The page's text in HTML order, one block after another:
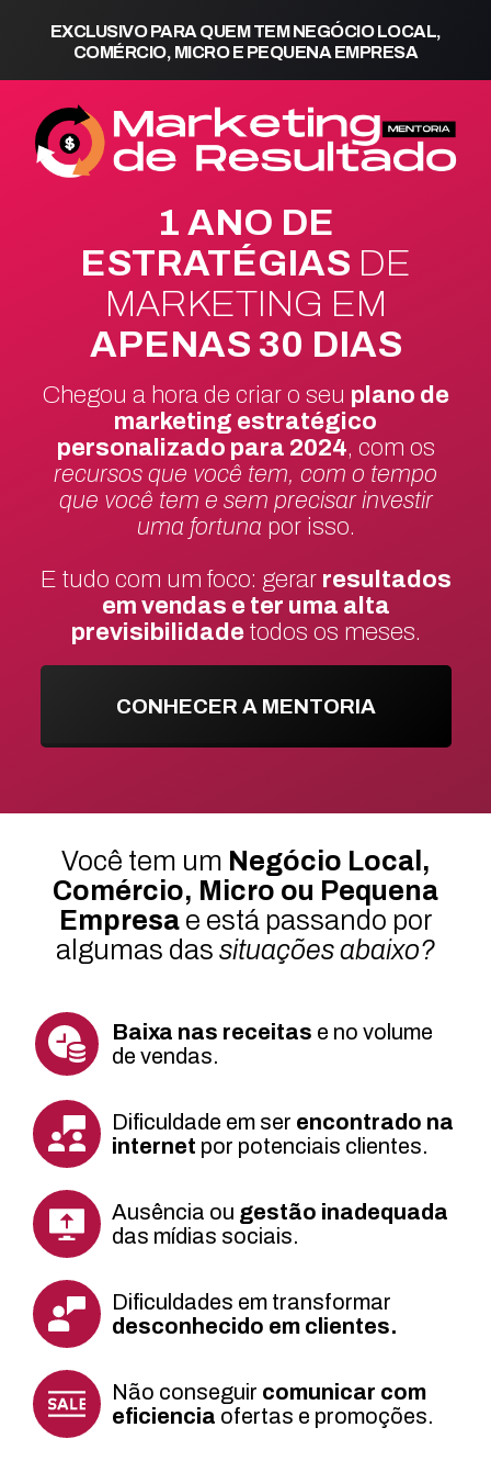
EXCLUSIVO PARA QUEM TEM NEGÓCIO LOCAL,
COMÉRCIO, MICRO E PEQUENA EMPRESA
1 ANO DE
ESTRATÉGIAS DE
MARKETING EM
APENAS 30 DIAS
Chegou a hora de criar o seu plano de
marketing estratégico
personalizado para 2024, com os
recursos que você tem, com o tempo
que você tem e sem precisar investir
uma fortuna por isso.
E tudo com um foco: gerar resultados
em vendas e ter uma alta
previsibilidadetodos os meses.
CONHECER A MENTORIA
Você tem um Negócio Local,
Comércio, Micro ou Pequena
Empresa e está passando por
algumas das situações abaixo?
Baixa nas receitas e no volume
de vendas.
Dificuldade em ser encontrado na
internet por potenciais clientes.
Ausência ou gestão inadequada
das mídias sociais.
Dificuldades em transformar
desconhecido em clientes.
Não conseguir comunicar com
eficiencia ofertas e promoções.